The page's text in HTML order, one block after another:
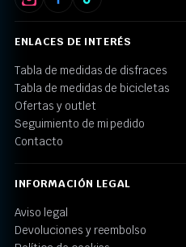
ENLACES DE INTERÉS
Tabla de medidas de disfraces
Tabla de medidas de bicicletas
Ofertas y outlet
Seguimiento de mi pedido
Contacto
INFORMACIÓN LEGAL
Aviso legal
Devoluciones y reembolso